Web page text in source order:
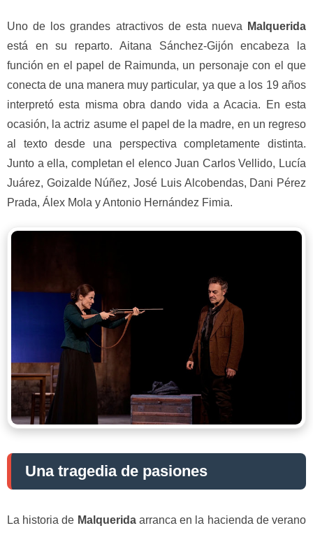
Uno de los grandes atractivos de esta nueva
Malquerida
está en su reparto. Aitana Sánchez-Gijón encabeza la
función en el papel de Raimunda, un personaje con el que
conecta de una manera muy particular, ya que a los 19 años
interpretó esta misma obra dando vida a Acacia. En esta
ocasión, la actriz asume el papel de la madre, en un regreso
al texto desde una perspectiva completamente distinta.
Junto a ella, completan el elenco Juan Carlos Vellido, Lucía
Juárez, Goizalde Núñez, José Luis Alcobendas, Dani Pérez
Prada, Álex Mola y Antonio Hernández Fimia.
Una tragedia de pasiones
La historia de Malqueridaarranca en la hacienda de verano